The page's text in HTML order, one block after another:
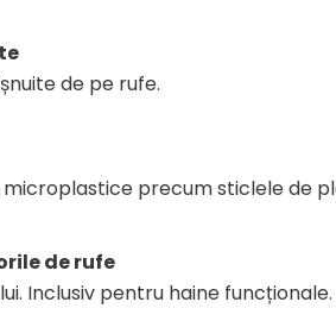
de pe rufe.
precum sticlele de
de rufe
Inclusiv pentru haine funcționale.